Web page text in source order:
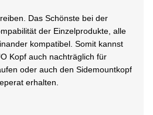
Das Schönste bei der
der Einzelprodukte, alle
kompatibel. Somit kannst
Kopf auch nachträglich für
oder auch den Sidemountkopf
erhalten.